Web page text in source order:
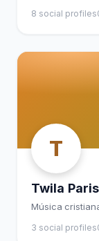
8 social profiles
T
Twila Paris
Música
3 social profiles